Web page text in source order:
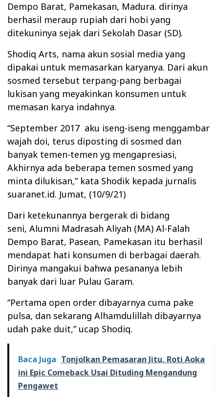
Dempo Barat, Pamekasan, Madura. dirinya
berhasil meraup rupiah dari hobi yang
ditekuninya sejak dari Sekolah Dasar (SD).
Shodiq Arts, nama akun sosial media yang
dipakai untuk memasarkan karyanya. Dari akun
sosmed tersebut terpang-pang berbagai
lukisan yang meyakinkan konsumen untuk
memasan karya indahnya.
“September 2017 aku iseng-iseng menggambar
wajah doi, terus diposting di sosmed dan
banyak temen-temen yg mengapresiasi,
Akhirnya ada beberapa temen sosmed yang
minta dilukisan,” kata Shodik kepada jurnalis
suaranet.id. Jumat, (10/9/21)
Dari ketekunannya bergerak di bidang
seni, Alumni Madrasah Aliyah (MA) Al-Falah
Dempo Barat, Pasean, Pamekasan itu berhasil
mendapat hati konsumen di berbagai daerah.
Dirinya mangakui bahwa pesananya lebih
banyak dari luar Pulau Garam.
“Pertama open order dibayarnya cuma pake
pulsa, dan sekarang Alhamdulillah dibayarnya
udah pake duit,” ucap Shodiq.
Baca Juga Tonjolkan Pemasaran Jitu, Roti Aoka
ini Epic Comeback Usai Dituding Mengandung
Pengawet